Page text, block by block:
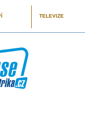
TELEVIZE